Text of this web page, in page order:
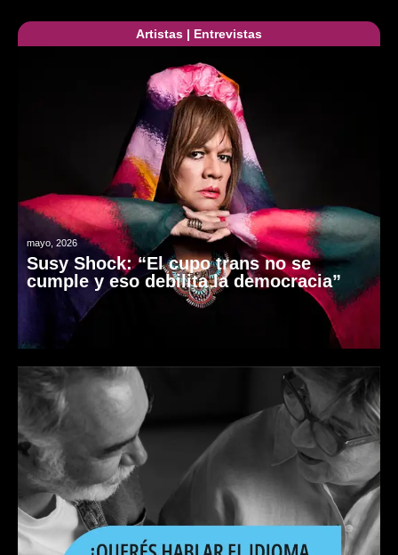
Artistas | Entrevistas
mayo, 2026
Susy Shock: “El cupo trans no se
cumple y eso debilita la democracia”